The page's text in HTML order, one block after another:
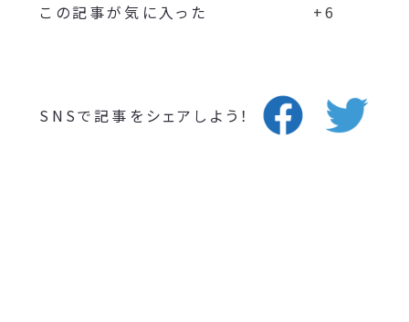
この記事が気に入った +6
SNSで記事をシェアしよう！